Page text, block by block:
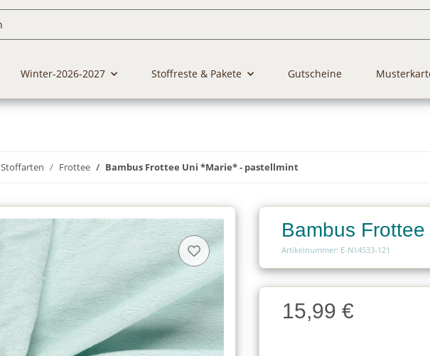
Winter-2026-2027 Stoffreste & Pakete Gutscheine
Stoffarten Frottee Bambus Frottee Uni *Marie* - pastellmint
Bambus
Artikelnummer: E-N14533-121
Charge
Charge15,99 €